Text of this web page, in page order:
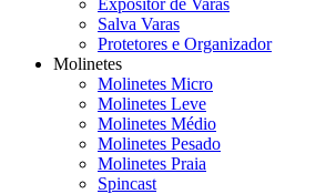
Expositor de Varas
Salva Varas
Protetores e Organizador
Molinetes
Molinetes Micro
Molinetes Leve
Molinetes Médio
Molinetes Pesado
Molinetes Praia
Spincast